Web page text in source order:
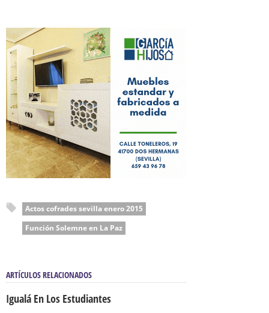
Actos cofrades sevilla enero 2015
Función Solemne en La Paz
ARTÍCULOS RELACIONADOS
Igualá En Los Estudiantes